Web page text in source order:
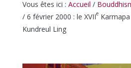
Vous êtes ici : Accueil /
/ 6 février 2000 : le XVIIeKarmapa
Kundreul Ling